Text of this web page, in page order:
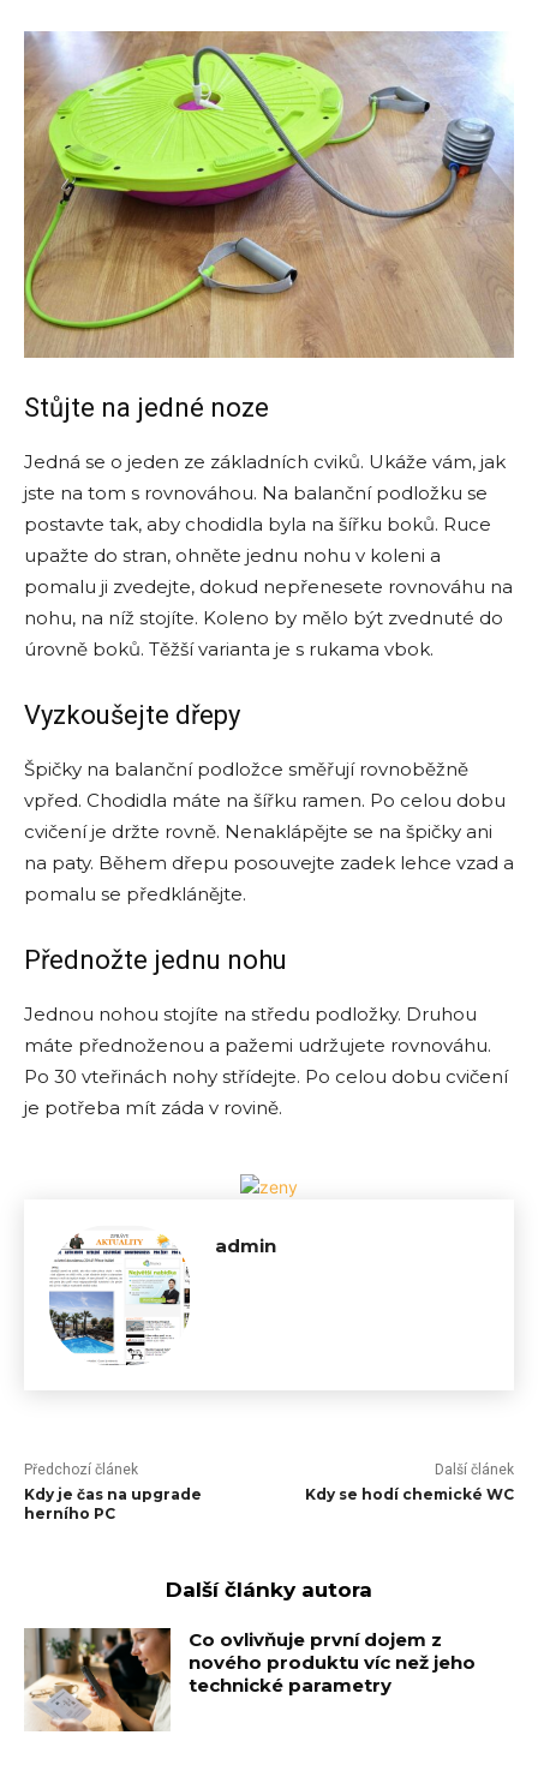
Stůjte na jedné noze
Jedná se o jeden ze základních cviků. Ukáže vám, jak
jste na tom s rovnováhou. Na balanční podložku se
postavte tak, aby chodidla byla na šířku boků. Ruce
upažte do stran, ohněte jednu nohu v koleni a
pomalu ji zvedejte, dokud nepřenesete rovnováhu na
nohu, na níž stojíte. Koleno by mělo být zvednuté do
úrovně boků. Těžší varianta je s rukama vbok.
Vyzkoušejte dřepy
Špičky na balanční podložce směřují rovnoběžně
vpřed. Chodidla máte na šířku ramen. Po celou dobu
cvičení je držte rovně. Nenaklápějte se na špičky ani
na paty. Během dřepu posouvejte zadek lehce vzad a
pomalu se předklánějte.
Přednožte jednu nohu
Jednou nohou stojíte na středu podložky. Druhou
máte přednoženou a pažemi udržujete rovnováhu.
Po 30 vteřinách nohy střídejte. Po celou dobu cvičení
je potřeba mít záda v rovině.
admin
Předchozí článek
Kdy je čas na upgrade
herního PC
Další článek
Kdy se hodí chemické WC
Další články autora
Co ovlivňuje první dojem z
nového produktu víc než jeho
technické parametry